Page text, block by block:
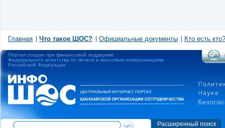
Главная Что такое ШОС? Официальные документы Кто есть кто?
Портал создан при финансовой поддержке
Федерального агентства по печати и массовым коммуникациям
Российской Федерации
Расширенный поиск